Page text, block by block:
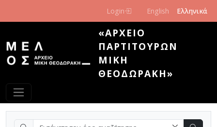
Login English Ελληνικά
«ΑΡΧΕΊΟ
ΠΑΡΤΙΤΟΎΡΩΝ
ΜΊΚΗ
ΘΕΟΔΩΡΆΚΗ»